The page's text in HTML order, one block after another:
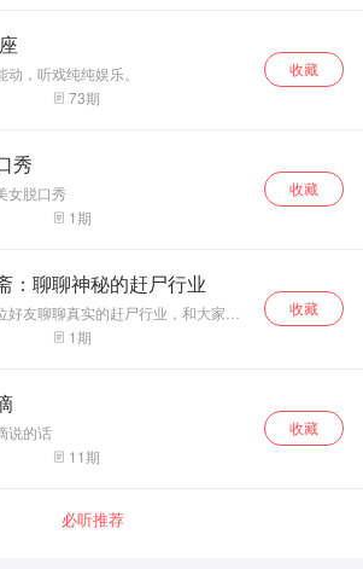
动，听戏纯纯娱乐。
73期
收藏
秀
女脱口秀
1期
收藏
：聊聊神秘的赶尸行业
好友聊聊真实的赶尸行业，和大家共
1期
收藏
说的话
11期
收藏
必听推荐